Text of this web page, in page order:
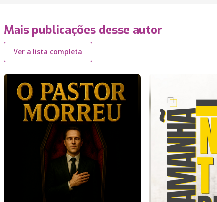
Mais publicações desse autor
Ver a lista completa